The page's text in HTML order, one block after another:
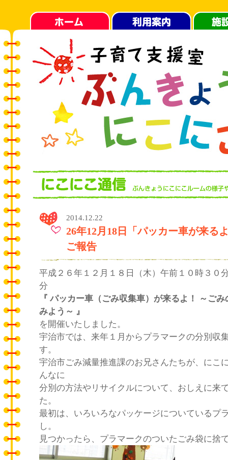
2014.12.22
26年12月18日「パッカー車が来る
ご報告
平成２６年１２月１８日（木）午前１０時３０
分
『 パッカー車（ごみ収集車）が来るよ！ ～ご
みよう～ 』
を開催いたしました。
宇治市では、来年１月からプラマークの分別収
す。
宇治市ごみ減量推進課のお兄さんたちが、にこ
んなに
分別の方法やリサイクルについて、おしえに来
た。
最初は、いろいろなパッケージについているプ
し。
見つかったら、プラマークのついたごみ袋に捨